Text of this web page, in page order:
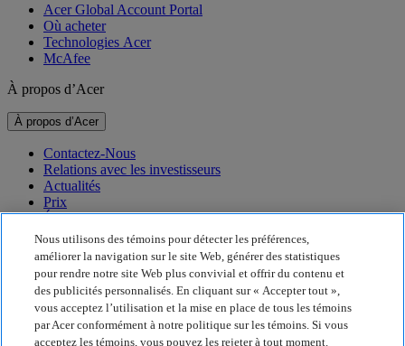
Acer Global Account Portal
Où acheter
Technologies Acer
McAfee
À propos d’Acer
À propos d’Acer
Contactez-Nous
Relations avec les investisseurs
Actualités
Prix
Événements
Durabilité
Durabilité
Responsabilité sociale de l’entreprise
Empreinte carbone des produits
Nous utilisons des témoins pour détecter les préférences,
améliorer la navigation sur le site Web, générer des statistiques
pour rendre notre site Web plus convivial et offrir du contenu et
des publicités personnalisés. En cliquant sur « Accepter tout »,
vous acceptez l’utilisation et la mise en place de tous les témoins
par Acer conformément à notre politique sur les témoins. Si vous
acceptez les témoins, vous pouvez les rejeter à tout moment.